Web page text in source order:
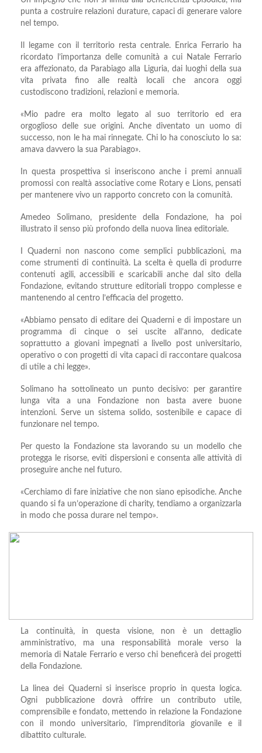
punta a costruire relazioni durature, capaci di generare valore
nel tempo.
Il legame con il territorio resta centrale. Enrica Ferrario ha
ricordato l’importanza delle comunità a cui Natale Ferrario
era affezionato, da Parabiago alla Liguria, dai luoghi della sua
vita privata fino alle realtà locali che ancora oggi
custodiscono tradizioni, relazioni e memoria.
«Mio padre era molto legato al suo territorio ed era
orgoglioso delle sue origini. Anche diventato un uomo di
successo, non le ha mai rinnegate. Chi lo ha conosciuto lo sa:
amava davvero la sua Parabiago».
In questa prospettiva si inseriscono anche i premi annuali
promossi con realtà associative come Rotary e Lions, pensati
per mantenere vivo un rapporto concreto con la comunità.
Amedeo Solimano, presidente della Fondazione, ha poi
illustrato il senso più profondo della nuova linea editoriale.
I Quaderni non nascono come semplici pubblicazioni, ma
come strumenti di continuità. La scelta è quella di produrre
contenuti agili, accessibili e scaricabili anche dal sito della
Fondazione, evitando strutture editoriali troppo complesse e
mantenendo al centro l’efficacia del progetto.
«Abbiamo pensato di editare dei Quaderni e di impostare un
programma di cinque o sei uscite all’anno, dedicate
soprattutto a giovani impegnati a livello post universitario,
operativo o con progetti di vita capaci di raccontare qualcosa
di utile a chi legge».
Solimano ha sottolineato un punto decisivo: per garantire
lunga vita a una Fondazione non basta avere buone
intenzioni. Serve un sistema solido, sostenibile e capace di
funzionare nel tempo.
Per questo la Fondazione sta lavorando su un modello che
protegga le risorse, eviti dispersioni e consenta alle attività di
proseguire anche nel futuro.
«Cerchiamo di fare iniziative che non siano episodiche. Anche
quando si fa un’operazione di charity, tendiamo a organizzarla
in modo che possa durare nel tempo».
La continuità, in questa visione, non è un dettaglio
amministrativo, ma una responsabilità morale verso la
memoria di Natale Ferrario e verso chi beneficerà dei progetti
della Fondazione.
La linea dei Quaderni si inserisce proprio in questa logica.
Ogni pubblicazione dovrà offrire un contributo utile,
comprensibile e fondato, mettendo in relazione la Fondazione
con il mondo universitario, l’imprenditoria giovanile e il
dibattito culturale.